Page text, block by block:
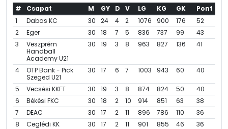
# Csapat M GY D V LG KG GK
Pont
1
Dabas KC 30 24 4 2 1076 900 176
52
2
Eger 30 18 7 5 836 737 99
43
3
Veszprém
Handball
Academy U21
30 19 3 8 963 827 136 41
4
OTP Bank - Pick
Szeged U21
30 17 6 7 1003 943 60 40
5 Vecsési KKFT 30 19 3 8 874 824 50
40
6
Békési FKC 30 18 2 10 914 851 63
38
7
DEAC 30 17 2 11 896 786 110
36
8
Ceglédi KK 30 17 2 11 901 855 46
36